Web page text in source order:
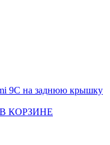
9С на заднюю крышку
КОРЗИНЕ